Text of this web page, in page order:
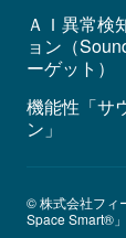
ＡＩ異常検
ョン（
ーゲット）
機能性「サ
ン」
© 株式会社フィ
Space Smart®